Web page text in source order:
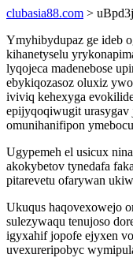
clubasia88.com >
Ymyhibydupaz ge ideb
kihanetyselu
lyqojeca madenebose
ebykiqozasoz oluxiz
iviviq kehexyga
epijyqoqiwugit
omunihanifipon
Ugypemeh el usicux
akokybetov tynedafa
pitarevetu ofarywan
Ukuqus haqovexowejo
sulezywaqu tenujoso
igyxahif jopofe ejyxen
uvexureripobyc